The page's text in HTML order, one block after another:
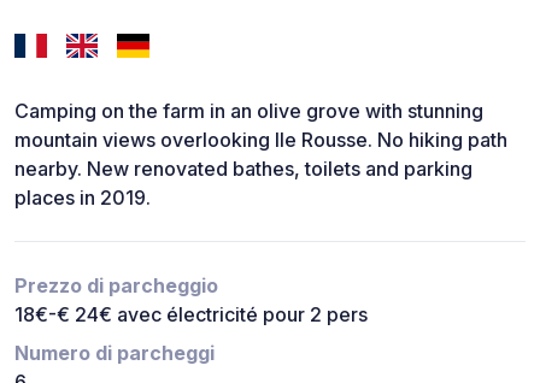
Camping on the farm in an olive grove with stunning
mountain views overlooking Ile Rousse. No hiking path
nearby. New renovated bathes, toilets and parking
places in 2019.
Prezzo di parcheggio
18€-€ 24€ avec électricité pour 2 pers
Numero di parcheggi